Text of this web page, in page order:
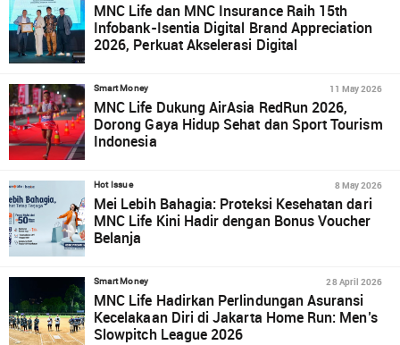
MNC Life dan MNC Insurance Raih 15th
Infobank-Isentia Digital Brand Appreciation
2026, Perkuat Akselerasi Digital
Smart Money 11 May 2026
MNC Life Dukung AirAsia RedRun 2026,
Dorong Gaya Hidup Sehat dan Sport Tourism
Indonesia
Hot Issue 8 May 2026
Mei Lebih Bahagia: Proteksi Kesehatan dari
MNC Life Kini Hadir dengan Bonus Voucher
Belanja
Smart Money 28 April 2026
MNC Life Hadirkan Perlindungan Asuransi
Kecelakaan Diri di Jakarta Home Run: Men’s
Slowpitch League 2026